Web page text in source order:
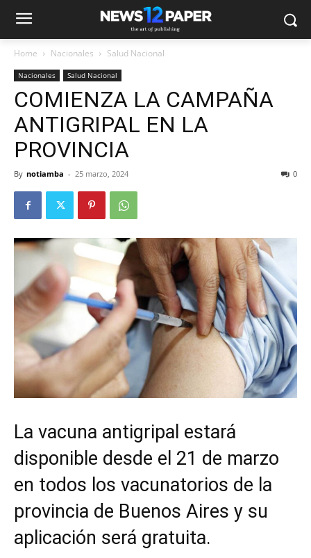
Home Nacionales Salud Nacional
Nacionales Salud Nacional
COMIENZA LA CAMPAÑA
ANTIGRIPAL EN LA
PROVINCIA
By notiamba - 25 marzo, 2024 0
La vacuna antigripal estará
disponible desde el 21 de marzo
en todos los vacunatorios de la
provincia de Buenos Aires y su
aplicación será gratuita.